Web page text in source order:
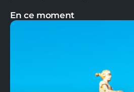
En ce moment